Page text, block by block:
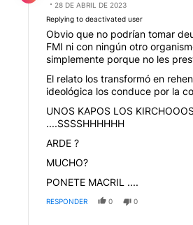
28 DE ABRIL DE 2023
Replying to deactivated user
Obvio que no podrían tomar
FMI ni con ningún otro
simplemente porque no les
El relato los transformó en
ideológica los conduce por la
UNOS KAPOS LOS
....SSSSHHHHHH
ARDE ?
MUCHO?
PONETE MACRIL ....
RESPONDER 0 0